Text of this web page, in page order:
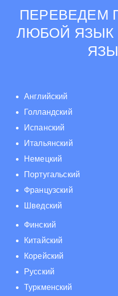
ПЕРЕВЕДЕМ
ЛЮБОЙ ЯЗЫК
Английский
Голландский
Испанский
Итальянский
Немецкий
Португальский
Французский
Шведский
Финский
Китайский
Корейский
Русский
Туркменский